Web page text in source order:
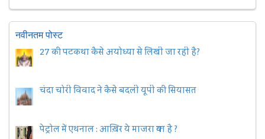
नवीनतम पोस्ट
27 की पटकथा कैसे अयोध्या से लिखी जा रही है?
चंदा चोरी विवाद ने कैसे बदली यूपी की सियासत
पेट्रोल में एथनाल : आख़िर ये माजरा क्या है ?